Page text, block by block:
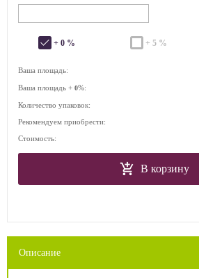
+ 0 % + 5 %
Ваша площадь:
Ваша площадь + 0%:
Количество упаковок:
Рекомендуем приобрести:
Стоимость:
В корзину
Описание